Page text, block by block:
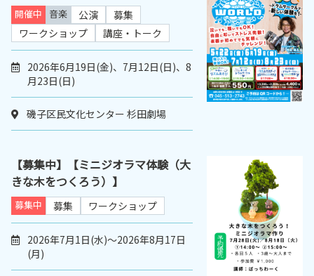
開催中 音楽 公演
募集
ワークショップ
講座・トーク
2026年6月19日(金)、7月12日(日)、8
月23日(日)
磯子区民文化センター 杉田劇場
【募集中】【ミニジオラマ体験（大
きな木をつくろう）】
募集中 募集 ワークショップ
2026年7月1日(水)～2026年8月17日
(月)